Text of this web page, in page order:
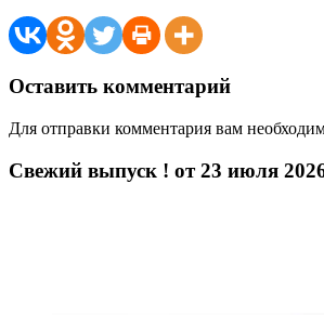
Оставить комментарий
Для отправки комментария вам
Свежий выпуск ! от 23 июля